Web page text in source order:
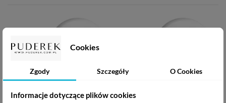
Cookies
Zgody Szczegóły O Cookies
Informacje dotyczące plików cookies